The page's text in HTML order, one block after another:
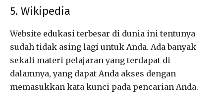
5. Wikipedia
Website edukasi terbesar di dunia ini tentunya
sudah tidak asing lagi untuk Anda. Ada banyak
sekali materi pelajaran yang terdapat di
dalamnya, yang dapat Anda akses dengan
memasukkan kata kunci pada pencarian Anda.